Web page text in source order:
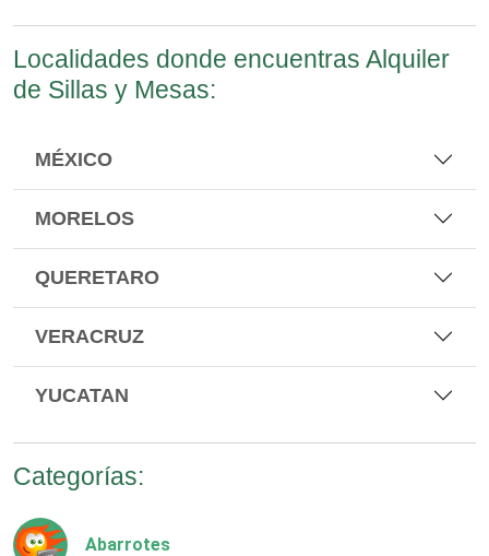
Localidades donde encuentras Alquiler
de Sillas y Mesas:
MÉXICO
MORELOS
QUERETARO
VERACRUZ
YUCATAN
Categorías:
Abarrotes